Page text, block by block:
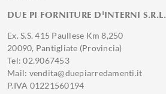
DUE PI FORNITURE D'INTERNI S.R.L.
Ex. S.S. 415 Paullese Km 8,250
20090, Pantigliate (Provincia)
Tel: 02.9067453
Mail: vendita@duepiarredamenti.it
P.IVA 01221560194